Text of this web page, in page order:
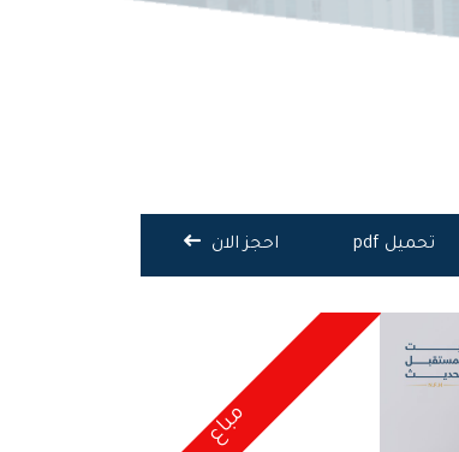
احجز الان
تحميل pdf
مباع